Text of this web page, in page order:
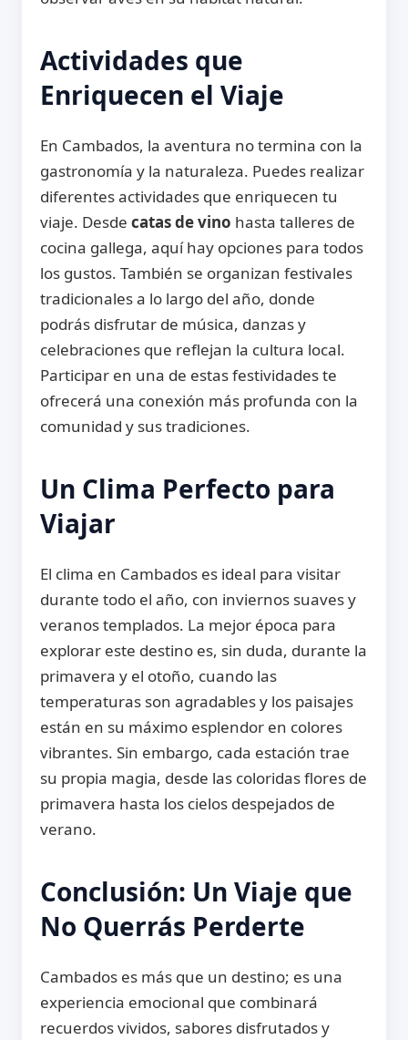
Actividades que
Enriquecen el Viaje
En Cambados, la aventura no termina con la
gastronomía y la naturaleza. Puedes realizar
diferentes actividades que enriquecen tu
viaje. Desde catas de vino hasta talleres de
cocina gallega, aquí hay opciones para todos
los gustos. También se organizan festivales
tradicionales a lo largo del año, donde
podrás disfrutar de música, danzas y
celebraciones que reflejan la cultura local.
Participar en una de estas festividades te
ofrecerá una conexión más profunda con la
comunidad y sus tradiciones.
Un Clima Perfecto para
Viajar
El clima en Cambados es ideal para visitar
durante todo el año, con inviernos suaves y
veranos templados. La mejor época para
explorar este destino es, sin duda, durante la
primavera y el otoño, cuando las
temperaturas son agradables y los paisajes
están en su máximo esplendor en colores
vibrantes. Sin embargo, cada estación trae
su propia magia, desde las coloridas flores de
primavera hasta los cielos despejados de
verano.
Conclusión: Un Viaje que
No Querrás Perderte
Cambados es más que un destino; es una
experiencia emocional que combinará
recuerdos vividos, sabores disfrutados y